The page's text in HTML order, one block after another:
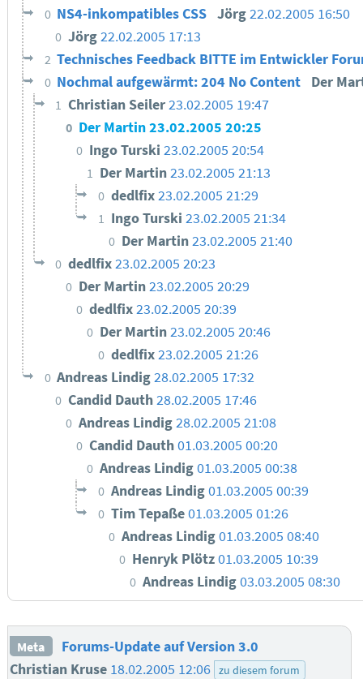
0 NS4-inkompatibles CSS Jörg22.02.2005 16:50
0 Jörg22.02.2005 17:13
2 Technisches Feedback BITTE im Entwickler
0 Nochmal aufgewärmt: 204 No Content Der
1 Christian Seiler23.02.2005 19:47
0 Der Martin23.02.2005 20:25
0 Ingo Turski23.02.2005 20:54
1 Der Martin23.02.2005 21:13
0 dedlfix23.02.2005 21:29
1 Ingo Turski 23.02.2005 21:34
0 Der Martin23.02.2005 21:40
0 dedlfix23.02.2005 20:23
0 Der Martin23.02.2005 20:29
0 dedlfix23.02.2005 20:39
0 Der Martin23.02.2005 20:46
0 dedlfix23.02.2005 21:26
0 Andreas Lindig28.02.2005 17:32
0 Candid Dauth28.02.2005 17:46
0 Andreas Lindig28.02.2005 21:08
0 Candid Dauth01.03.2005 00:20
0 Andreas Lindig01.03.2005 00:38
0 Andreas Lindig01.03.2005 00:39
0 Tim Tepaße01.03.2005 01:26
0 Andreas Lindig01.03.2005 08:40
0 Henryk Plötz01.03.2005 10:39
0 Andreas Lindig03.03.2005 08:30
Meta
Forums-Update auf Version 3.0
Christian Kruse 18.02.2005 12:06 zu diesem forum